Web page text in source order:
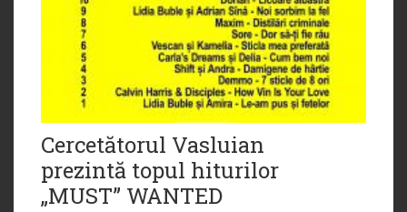
Cercetătorul Vasluian
prezintă topul hiturilor
„MUST” WANTED